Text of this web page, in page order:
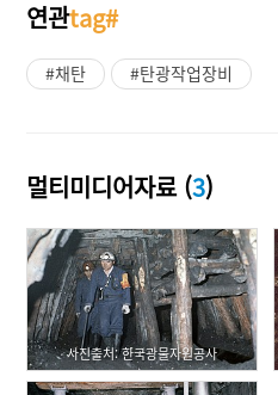
연관tag#
#채탄 #탄광작업장비
멀티미디어자료 (3)
사진출처: 한국광물자원공사